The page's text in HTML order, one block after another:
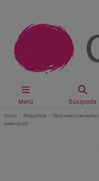
Menú Búsqueda
Inicio Maquillaje Ojos, cejas y pestañas
waterproof